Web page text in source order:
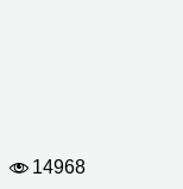
14968